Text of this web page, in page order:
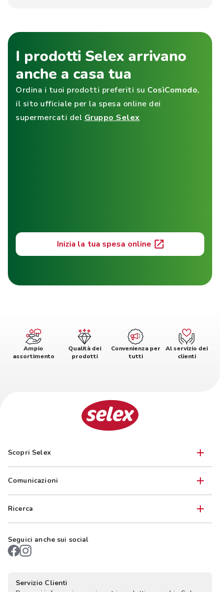
I prodotti Selex arrivano
anche a casa tua
Ordina i tuoi prodotti preferiti su CosìComodo,
il sito ufficiale per la spesa online dei
supermercati del Gruppo Selex
Inizia la tua spesa online
Ampio
assortimento
Qualità dei
prodotti
Convenienza per
tutti
Al servizio dei
clienti
Scopri Selex
Comunicazioni
Ricerca
Seguici anche sui social
Servizio Clienti